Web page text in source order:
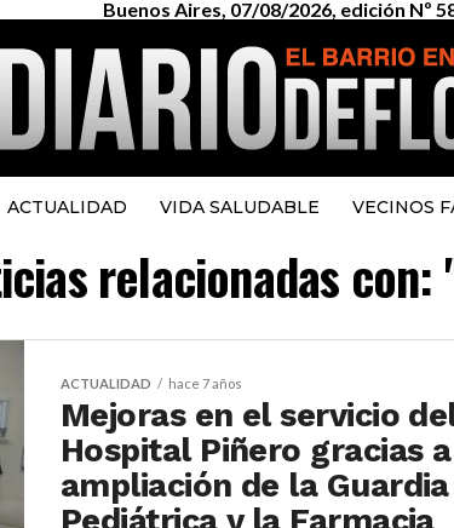
Buenos Aires, 07/08/2026, edición Nº
ACTUALIDAD VIDA SALUDABLE VECINOS
relacionadas
ACTUALIDAD hace 7 años
Mejoras en el servicio
Hospital Piñero gracias
ampliación de la Guardia